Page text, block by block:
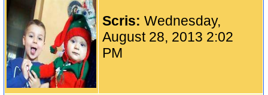
Scris:Wednesday,
August 28, 2013 2:02
PM